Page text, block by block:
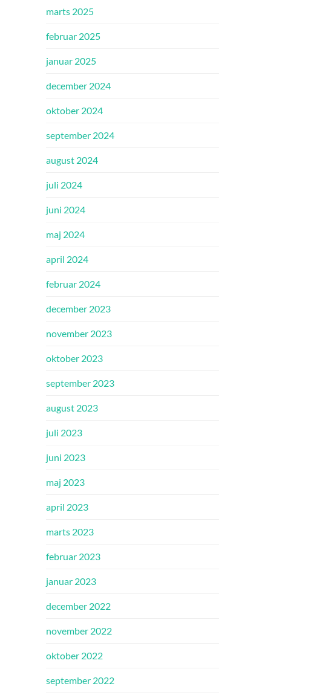
marts 2025
februar 2025
januar 2025
december 2024
oktober 2024
september 2024
august 2024
juli 2024
juni 2024
maj 2024
april 2024
februar 2024
december 2023
november 2023
oktober 2023
september 2023
august 2023
juli 2023
juni 2023
maj 2023
april 2023
marts 2023
februar 2023
januar 2023
december 2022
november 2022
oktober 2022
september 2022